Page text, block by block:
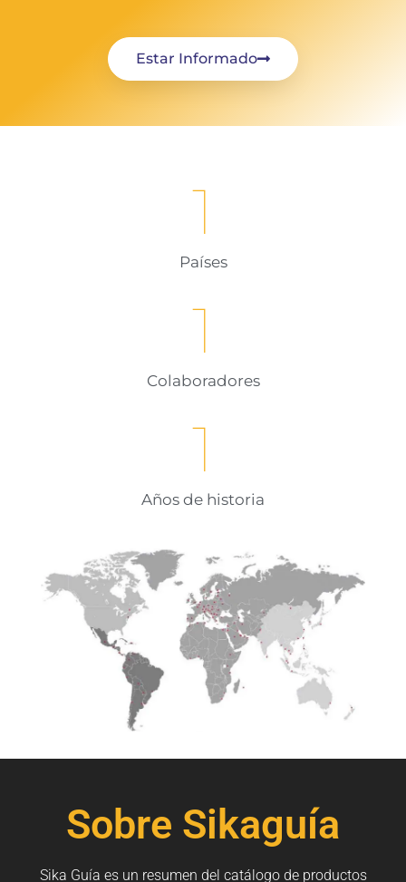
Estar Informado
Países
1
Colaboradores
1
Años de historia
1
Sobre Sikaguía
Sika Guía es un resumen del catálogo de productos